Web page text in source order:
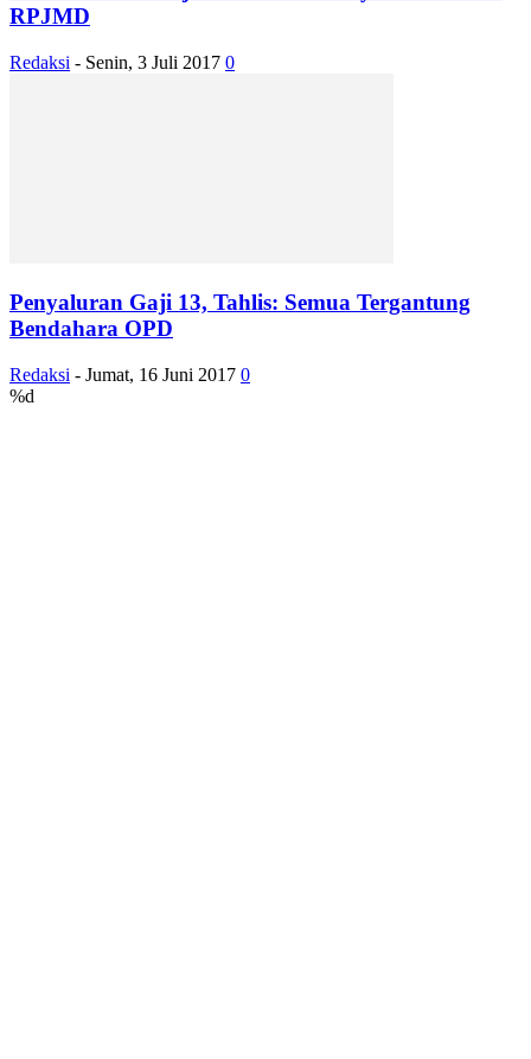
RPJMD
Redaksi - Senin, 3 Juli 2017 0
Penyaluran Gaji 13, Tahlis: Semua Tergantung
Bendahara OPD
Redaksi - Jumat, 16 Juni 2017 0
%d